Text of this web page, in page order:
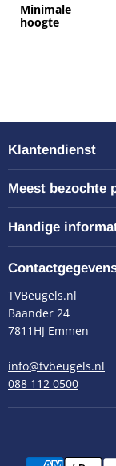
Minimale
hoogte
Klantendienst
Meest bezochte
Handige
TVBeugels.nl
Baander 24
7811HJ Emmen
info@tvbeugels.nl
088 112 0500